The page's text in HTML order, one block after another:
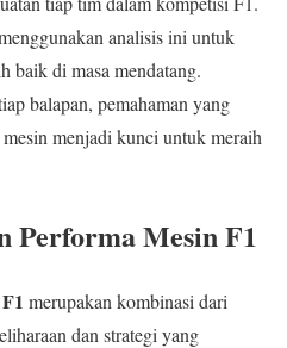
analisis ini untuk
baik di masa mendatang.
balapan, pemahaman yang
menjadi kunci untuk meraih
Performa Mesin F1
merupakan kombinasi dari
dan strategi yang